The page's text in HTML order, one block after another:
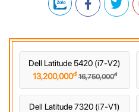
Dell Latitude 5420 (i7-V2)
13,200,000đ 16,750,000đ
Dell Latitude 7320 (i7-V1)